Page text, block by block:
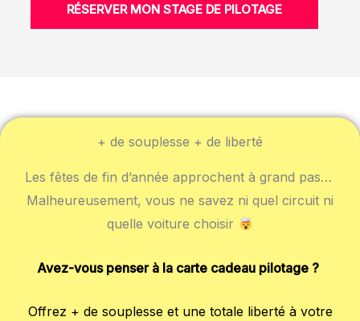
RÉSERVER MON STAGE DE PILOTAGE
+ de souplesse + de liberté
Les fêtes de fin d’année approchent à grand pas…
Malheureusement, vous ne savez ni quel circuit ni
quelle voiture choisir
Avez-vous penser à la carte cadeau pilotage ?
Offrez + de souplesse et une totale liberté à votre